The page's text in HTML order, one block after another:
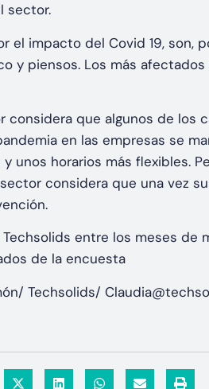
sector.
el impacto del Covid 19, son,
y piensos. Los más
considera que algunos de los
en las empresas se
unos horarios más flexibles.
considera que una vez
entre los meses de
de la encuesta
Techsolids/